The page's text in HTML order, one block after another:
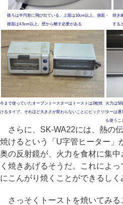
後ろは半円形に飛び出ている。上面は10cm以上、側面・
後面は4.5cm以上、壁から離す必要がある
焼き
する
今まで使っていたオーブントースターはトーストは2枚焼
けるタイプ。それほど大きさが変わらないことにビックリ!
火力は5
ターは通
も使うこ
さらに、SK-WA22には、熱の
焼けるという「U字管ヒーター」
奥の反射鏡が、火力を食材に集
く焼きあげるそうだ。これによ
にこんがり焼くことができるしく
さっそくトーストを焼いてみる